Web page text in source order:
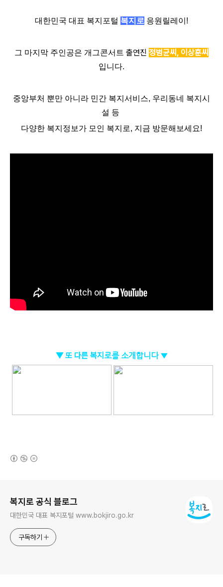
대한민국 대표 복지포털 복지로 응원릴레이!
그 마지막 주인공은 개그콘서트 출연진 정범균씨, 이상훈씨
입니다.
중앙부처 뿐만 아니라 민간 복지서비스, 우리동네 복지시
설 등
다양한 복지정보가 모인 복지로, 지금 방문해보세요!
▼ 또 다른 복지 로를 소개합니다 ▼
복지로 공식 블로그
대한민국 대표 복지포털 www.bokjiro.go.kr
구독하기